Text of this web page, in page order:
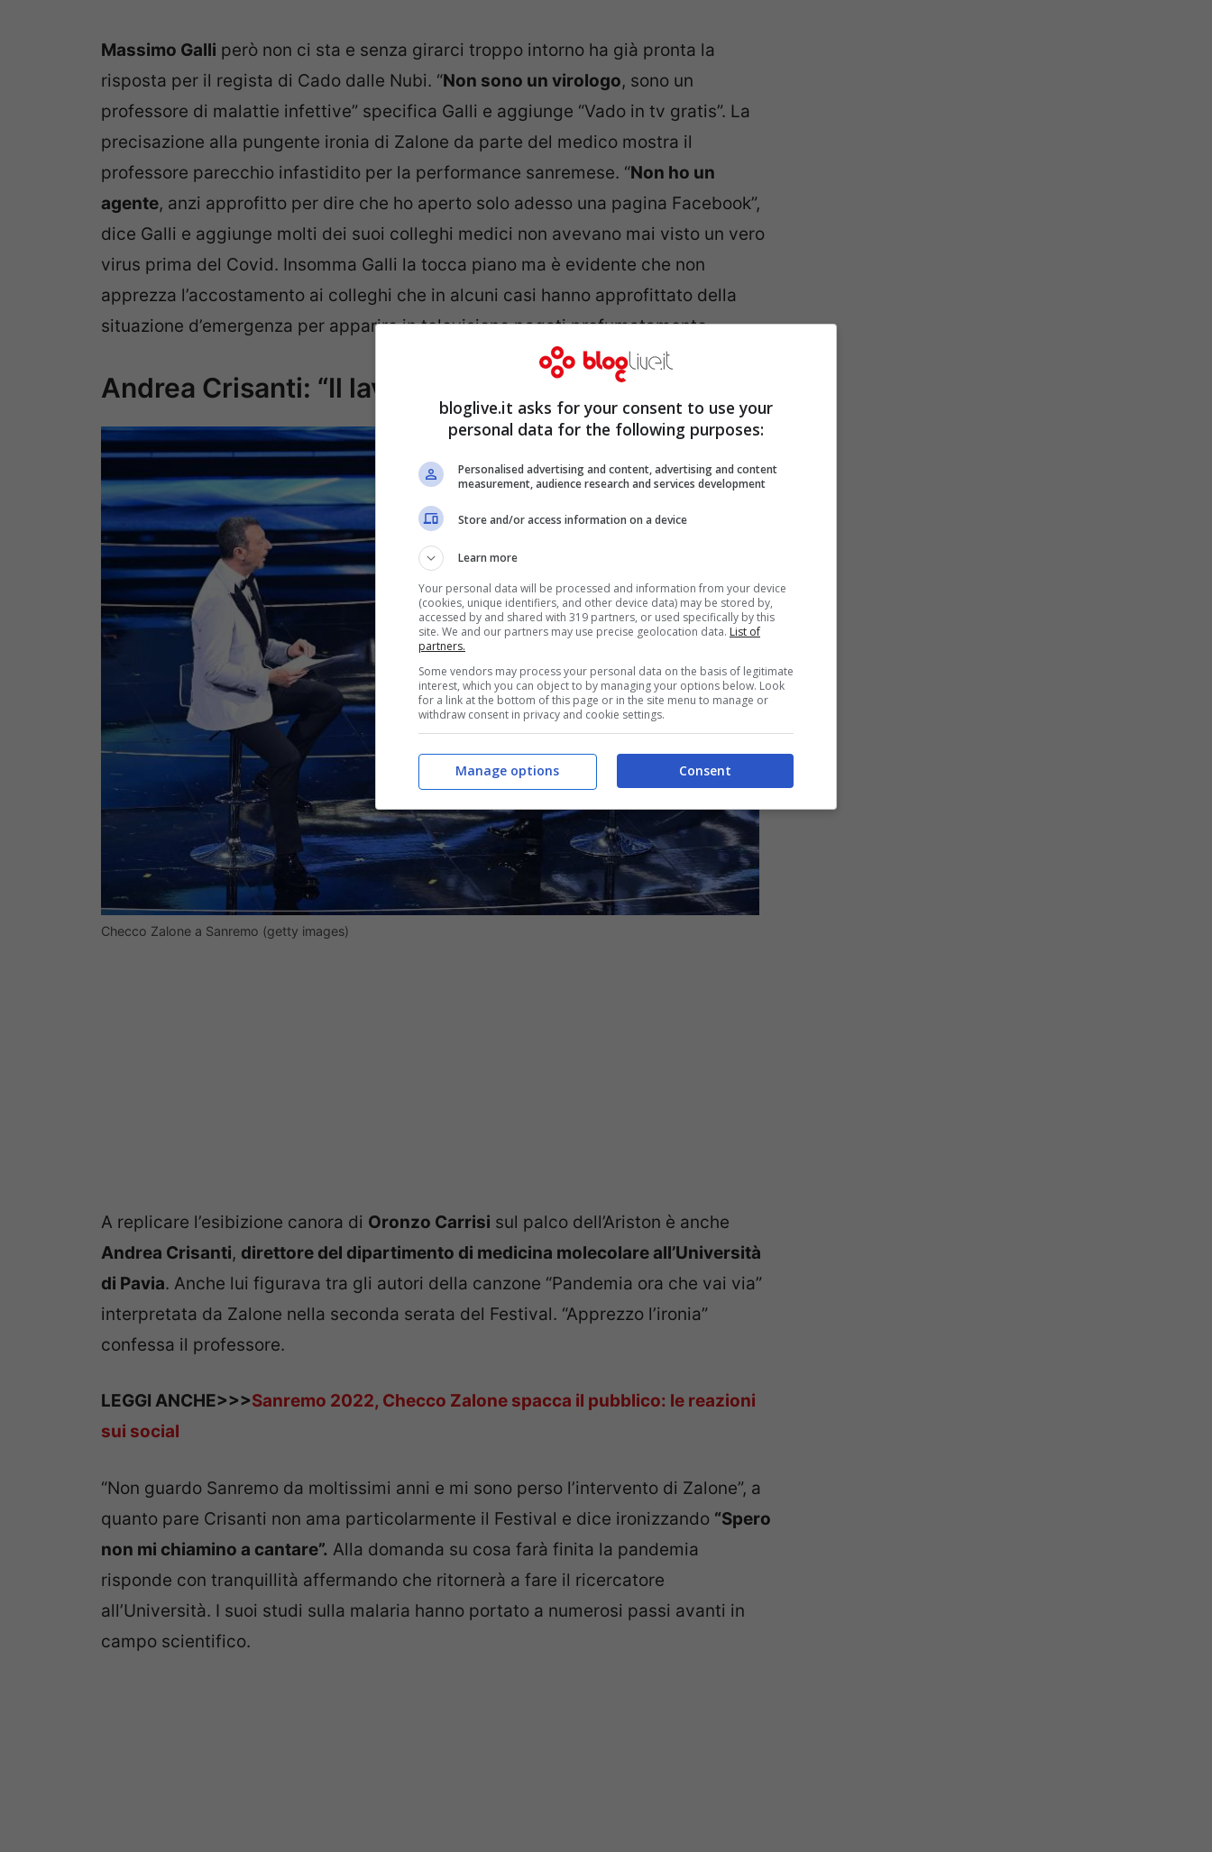
Massimo Galli però non ci sta e senza girarci troppo intorno ha già pronta la
risposta per il regista di Cado dalle Nubi. “Non sono un virologo, sono un
professore di malattie infettive” specifica Galli e aggiunge “Vado in tv gratis”. La
precisazione alla pungente ironia di Zalone da parte del medico mostra il
professore parecchio infastidito per la performance sanremese. “Non ho un
agente, anzi approfitto per dire che ho aperto solo adesso una pagina Facebook”,
dice Galli e aggiunge molti dei suoi colleghi medici non avevano mai visto un vero
virus prima del Covid. Insomma Galli la tocca piano ma è evidente che non
apprezza l’accostamento ai colleghi che in alcuni casi hanno approfittato della
situazione d’emergenza per apparire in televisione pagati profumatamente.
Andrea Crisanti: “Il lavoro non mi manca”
Checco Zalone a Sanremo (getty images)
A replicare l’esibizione canora di Oronzo Carrisi sul palco dell’Ariston è anche
Andrea Crisanti, direttore del dipartimento di medicina molecolare all’Università
di Pavia. Anche lui figurava tra gli autori della canzone “Pandemia ora che vai via”
interpretata da Zalone nella seconda serata del Festival. “Apprezzo l’ironia”
confessa il professore.
LEGGI ANCHE>>>Sanremo 2022, Checco Zalone spacca il pubblico: le reazioni
sui social
“Non guardo Sanremo da moltissimi anni e mi sono perso l’intervento di Zalone”, a
quanto pare Crisanti non ama particolarmente il Festival e dice ironizzando “Spero
non mi chiamino a cantare”. Alla domanda su cosa farà finita la pandemia
risponde con tranquillità affermando che ritornerà a fare il ricercatore
all’Università. I suoi studi sulla malaria hanno portato a numerosi passi avanti in
campo scientifico.
bloglive.it asks for your consent to use your
personal data for the following purposes:
Personalised advertising and content, advertising and content
measurement, audience research and services development
Store and/or access information on a device
Learn more
Your personal data will be processed and information from your device
(cookies, unique identifiers, and other device data) may be stored by,
accessed by and shared with 319 partners, or used specifically by this
site. We and our partners may use precise geolocation data. List of
partners.
Some vendors may process your personal data on the basis of legitimate
interest, which you can object to by managing your options below. Look
for a link at the bottom of this page or in the site menu to manage or
withdraw consent in privacy and cookie settings.
Consent
Manage options